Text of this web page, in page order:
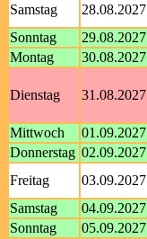
Samstag
28.08.2027
Sonntag
29.08.2027
Montag
30.08.2027
Dienstag 31.08.2027
Mittwoch
01.09.2027
Donnerstag 02.09.2027
Freitag
03.09.2027
Samstag
04.09.2027
Sonntag
05.09.2027